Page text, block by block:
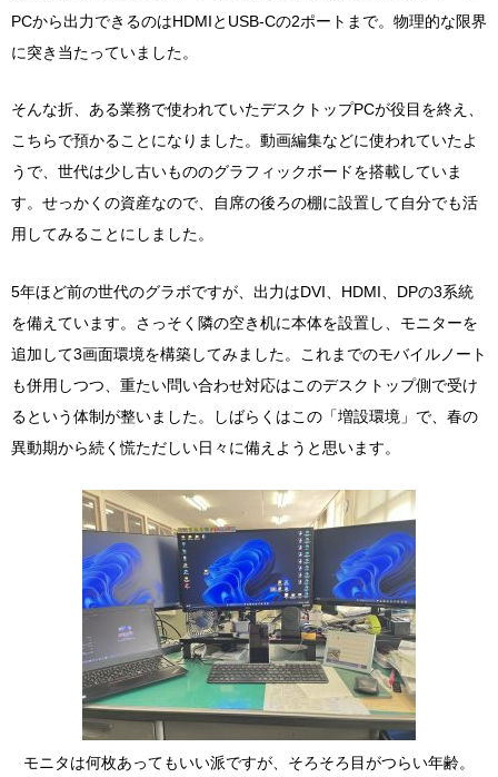
PCから出力できるのはHDMIとUSB-Cの2ポートまで。物理的な限界
に突き当たっていました。
そんな折、ある業務で使われていたデスクトップPCが役目を終え、
こちらで預かることになりました。動画編集などに使われていたよ
うで、世代は少し古いもののグラフィックボードを搭載していま
す。せっかくの資産なので、自席の後ろの棚に設置して自分でも活
用してみることにしました。
5年ほど前の世代のグラボですが、出力はDVI、HDMI、DPの3系統
を備えています。さっそく隣の空き机に本体を設置し、モニターを
追加して3画面環境を構築してみました。これまでのモバイルノート
も併用しつつ、重たい問い合わせ対応はこのデスクトップ側で受け
るという体制が整いました。しばらくはこの「増設環境」で、春の
異動期から続く慌ただしい日々に備えようと思います。
モニタは何枚あってもいい派ですが、そろそろ目がつらい年齢。